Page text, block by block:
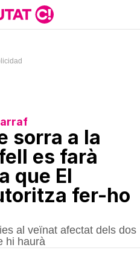
sorra a la
es farà
que El
fer-ho
al veïnat afectat dels dos
hi haurà